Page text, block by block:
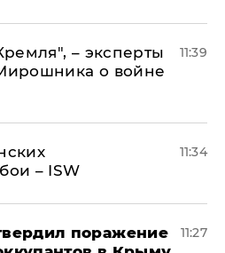
– эксперты
о войне
11:39
– ISW
11:34
поражение
11:27